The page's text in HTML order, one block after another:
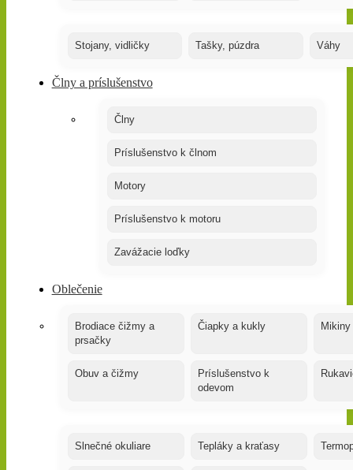
Stojany, vidličky Tašky, púzdra Váhy
Člny a príslušenstvo
Člny
Príslušenstvo k člnom
Motory
Príslušenstvo k motoru
Zavážacie loďky
Oblečenie
Brodiace čižmy a
prsačky
Čiapky a kukly Mikiny
Obuv a čižmy
Príslušenstvo k
odevom
Slnečné okuliare Tepláky a kraťasy